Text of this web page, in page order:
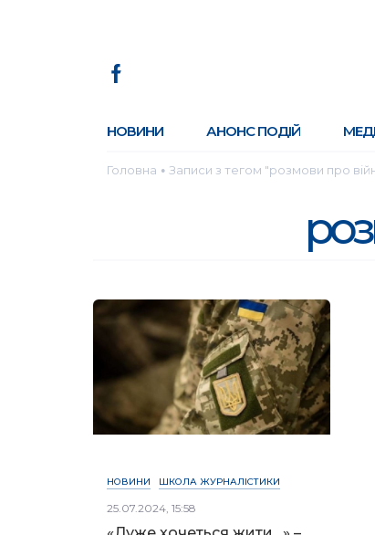
НОВИНИ АНОНС ПОДІЙ
Головна ● Записи з тегом "розмови про
НОВИНИ ШКОЛА ЖУРНАЛІСТИКИ
25.07.2024, 15:58